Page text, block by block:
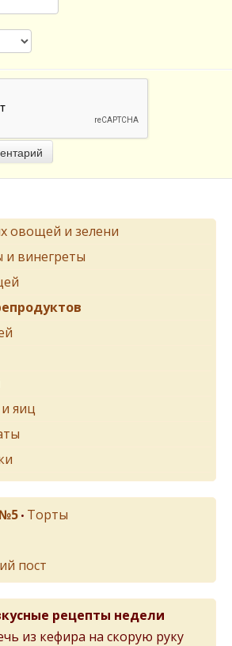
овощей и зелени
и винегреты
яиц
• Торты
пост
рецепты недели
из кефира на скорую руку